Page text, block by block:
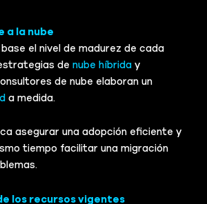
a la nube
el nivel de madurez de cada
de nube híbriday
de nube elaboran un
a medida.
asegurar una adopción eficiente y
tiempo facilitar una migración
los recursos vigentes